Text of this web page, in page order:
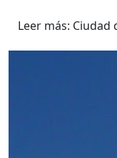
Leer más: Ciudad